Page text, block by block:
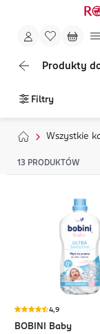
Produkty
Filtry
Wszystkie
13 PRODUKTÓW
4,9
BOBINI Baby